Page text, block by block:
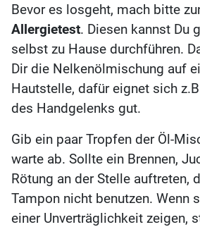
Bevor es losgeht, mach bitte
Allergietest. Diesen kannst Du
selbst zu Hause durchführen.
Dir die Nelkenölmischung auf
Hautstelle, dafür eignet sich
des Handgelenks gut.
Gib ein paar Tropfen der Öl-
warte ab. Sollte ein Brennen,
Rötung an der Stelle auftreten,
Tampon nicht benutzen. Wenn
einer Unverträglichkeit zeigen,